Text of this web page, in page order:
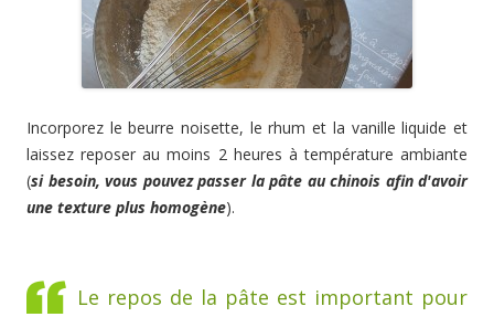
Incorporez le beurre noisette, le rhum et la vanille liquide et
laissez reposer au moins 2 heures à température ambiante
(si besoin, vous pouvez passer la pâte au chinois afin d'avoir
une texture plus homogène).
Le repos de la pâte est important pour